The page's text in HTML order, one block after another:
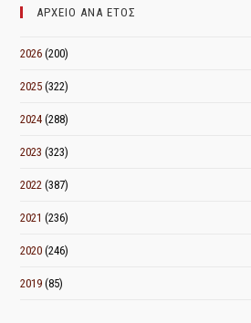
ΑΡΧΕΙΟ ΑΝΑ ΕΤΟΣ
2026 (200)
2025 (322)
2024 (288)
2023 (323)
2022 (387)
2021 (236)
2020 (246)
2019 (85)